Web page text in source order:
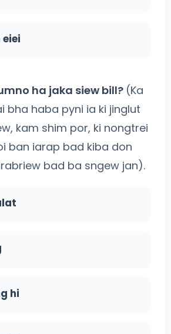
ha jaka siew bill? (Ka
bha haba pyni ia ki jinglut
kam shim por, ki nongtrei
ban iarap bad kiba don
bad ba sngew jan).
hi